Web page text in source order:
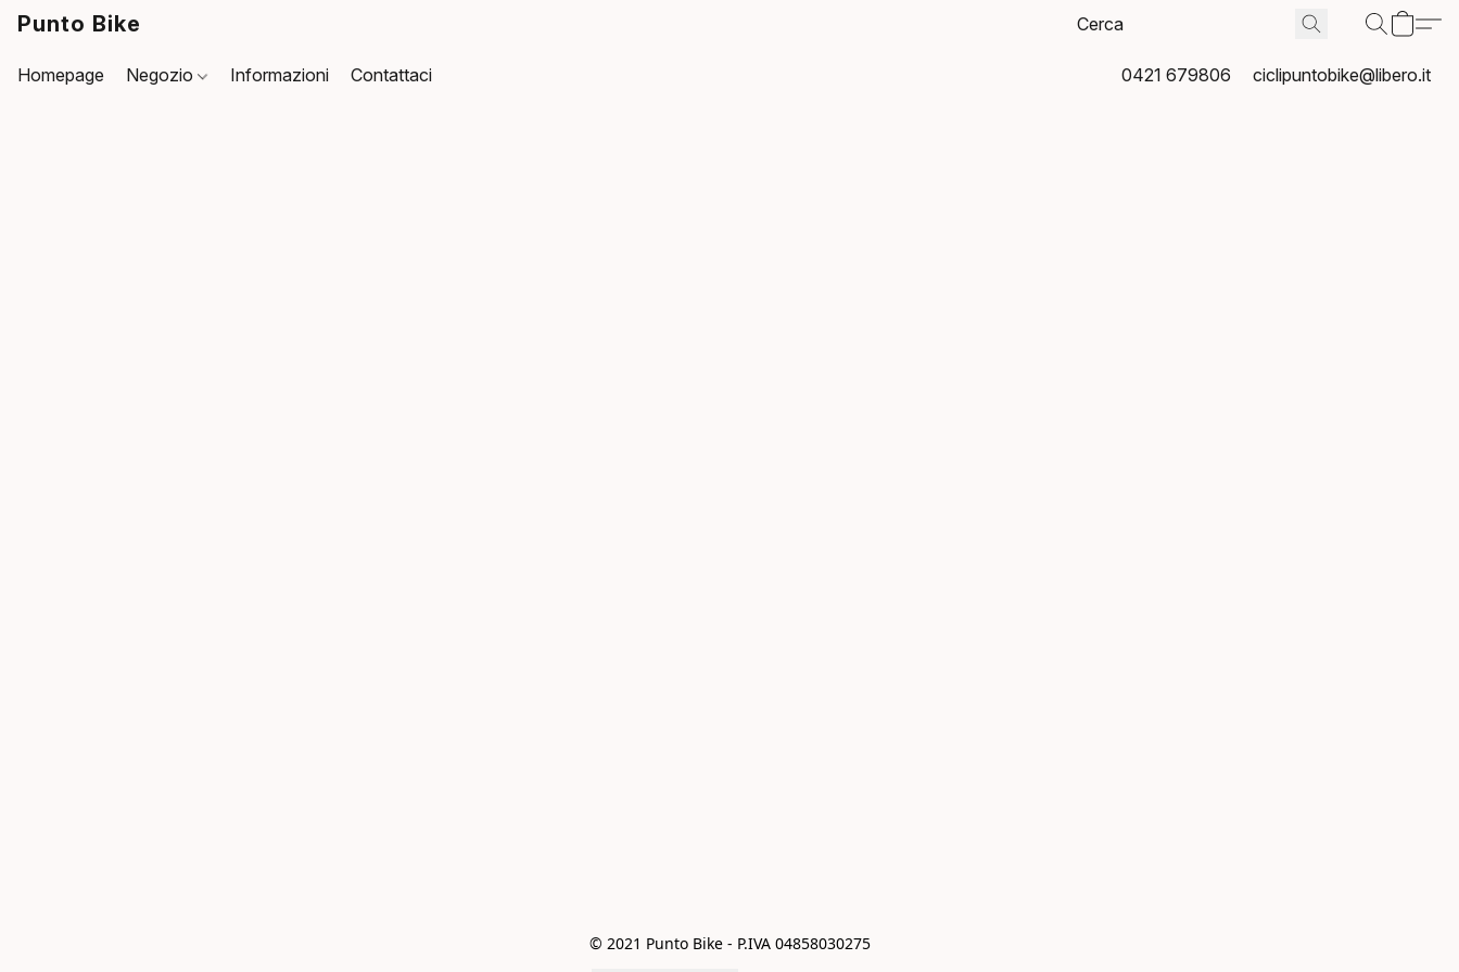
Punto Bike
Homepage Negozio Informazioni Contattaci 0421 679806 ciclipuntobike@libero.it
© 2021 Punto Bike - P.IVA 04858030275